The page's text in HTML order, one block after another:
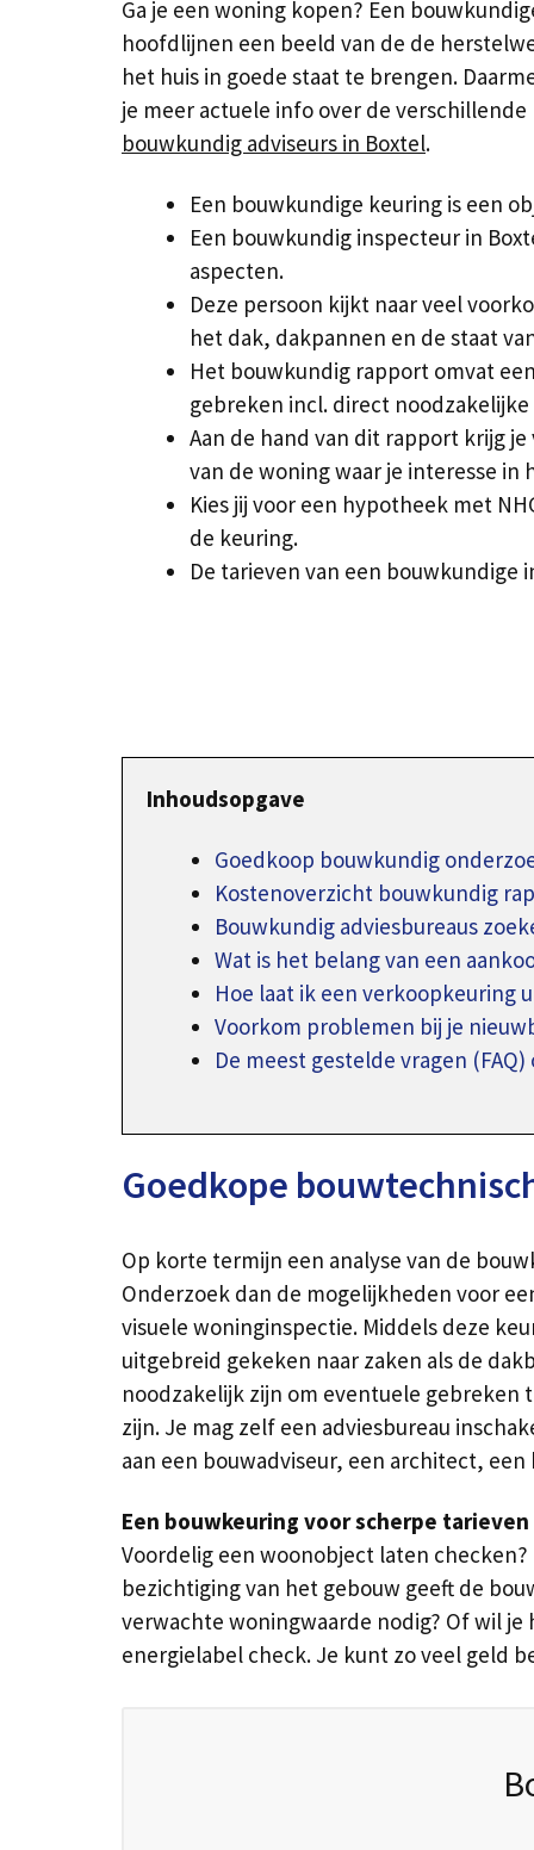
Ga je een woning kopen? Een
hoofdlijnen een beeld van de de
het huis in goede staat te brengen.
je meer actuele info over de
bouwkundig adviseurs in Boxtel.
Een bouwkundige keuring is een
Een bouwkundig inspecteur in
aspecten.
Deze persoon kijkt naar veel
het dak, dakpannen en de staat
Het bouwkundig rapport omvat
gebreken incl. direct
Aan de hand van dit rapport krijg
van de woning waar je interesse in
Kies jij voor een hypotheek met
de keuring.
De tarieven van een bouwkundige
Inhoudsopgave
Goedkoop bouwkundig
Kostenoverzicht bouwkundig
Bouwkundig adviesbureaus
Wat is het belang van een
Hoe laat ik een verkoopkeuring
Voorkom problemen bij je
De meest gestelde vragen
Goedkope
Op korte termijn een analyse van de
Onderzoek dan de mogelijkheden voor
visuele woninginspectie. Middels deze
uitgebreid gekeken naar zaken als de
noodzakelijk zijn om eventuele gebreken
zijn. Je mag zelf een adviesbureau
aan een bouwadviseur, een architect,
Een bouwkeuring voor scherpe
Voordelig een woonobject laten
bezichtiging van het gebouw geeft de
verwachte woningwaarde nodig? Of wil
energielabel check. Je kunt zo veel geld